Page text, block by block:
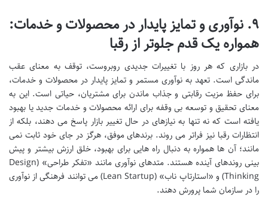
۹. نوآوری و تمایز پایدار در محصولات و خدمات:
همواره یک قدم جلوتر از رقبا
در بازاری که هر روز با تغییرات جدیدی روبروست، توقف به معنای عقب
ماندگی است. تعهد به نوآوری مستمر و تمایز پایدار در محصولات و خدمات،
برای حفظ مزیت رقابتی و جذاب ماندن برای مشتریان، حیاتی است. این به
معنای تحقیق و توسعه بی وقفه برای ارائه محصولات و خدمات جدید یا بهبود
یافته است که نه تنها به نیازهای در حال تغییر بازار پاسخ می دهند، بلکه از
انتظارات رقبا نیز فراتر می روند. برندهای موفق، هرگز در جای خود ثابت نمی
مانند؛ آن ها همواره به دنبال راه هایی برای بهبود، خلق ارزش بیشتر و پیش
بینی روندهای آینده هستند. متدهای نوآوری مانند «تفکر طراحی» (Design
Thinking) و «استارتاپ ناب» (Lean Startup) می توانند فرهنگی از نوآوری
را در سازمان شما پرورش دهند.